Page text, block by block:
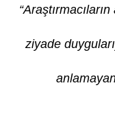
ziyade